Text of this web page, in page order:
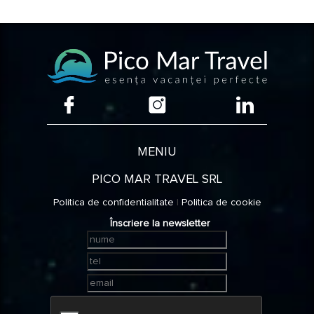
- numerar sau cu cardul la sediul agentiei;
- in cont cu foaie de varsamant la o filiala CEC Bank sau Unicredit Bank
cu ajutorul facturii proforme;
- in cont cu ordin de plata cu ajutorul facturii proforme.
MENIU
PICO MAR TRAVEL SRL
Politica de confidentialitate | Politica de cookie
Înscriere la newsletter